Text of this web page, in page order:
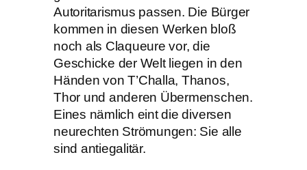
Autoritarismus passen. Die Bürger
kommen in diesen Werken bloß
noch als Claqueure vor, die
Geschicke der Welt liegen in den
Händen von T’Challa, Thanos,
Thor und anderen Übermenschen.
Eines nämlich eint die diversen
neurechten Strömungen: Sie alle
sind antiegalitär.